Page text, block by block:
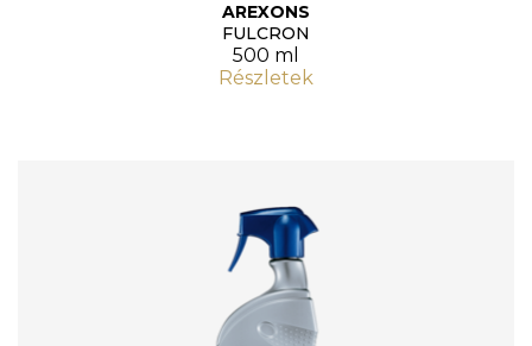
AREXONS
FULCRON
500 ml
Részletek